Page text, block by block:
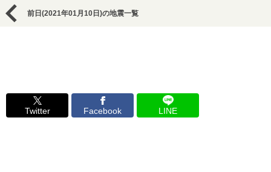
前日(2021年01月10日)の地震一覧
Twitter Facebook LINE